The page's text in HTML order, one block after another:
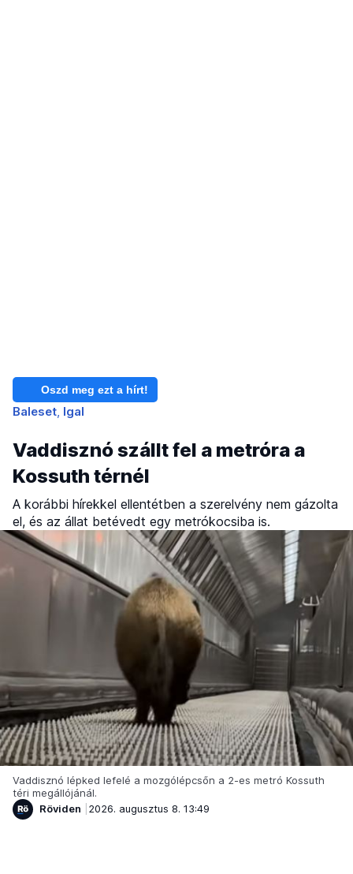
Oszd meg ezt a hírt!
Baleset Igal
Vaddisznó szállt fel a metróra a
Kossuth térnél
A korábbi hírekkel ellentétben a szerelvény nem gázolta
el, és az állat betévedt egy metrókocsiba is.
Vaddisznó lépked lefelé a mozgólépcsőn a 2-es metró Kossuth
téri megállójánál.
Röviden
2026. augusztus 8. 13:49